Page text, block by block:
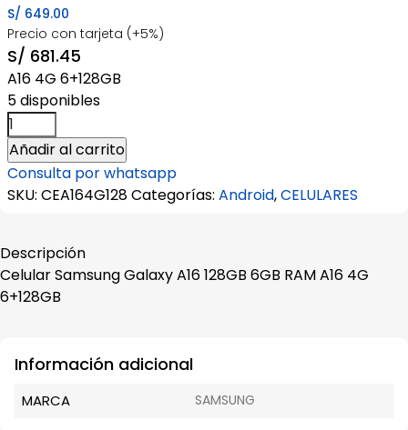
S/ 649.00
Precio con tarjeta (+5%)
S/ 681.45
A16 4G 6+128GB
5 disponibles
Celular
Samsung
Galaxy
A16
RAM
cantidad
Añadir al carrito
Consulta por whatsapp
SKU: CEA164G128Categorías: Android,CELULARES
Descripción
Celular Samsung Galaxy A16 128GB 6GB RAM A16 4G
6+128GB
Información adicional
MARCA SAMSUNG